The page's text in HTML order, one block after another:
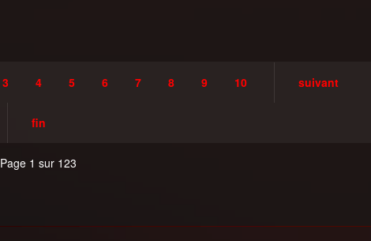
3 4 5 6 7 8 9 10 suivant
fin
Page 1 sur 123